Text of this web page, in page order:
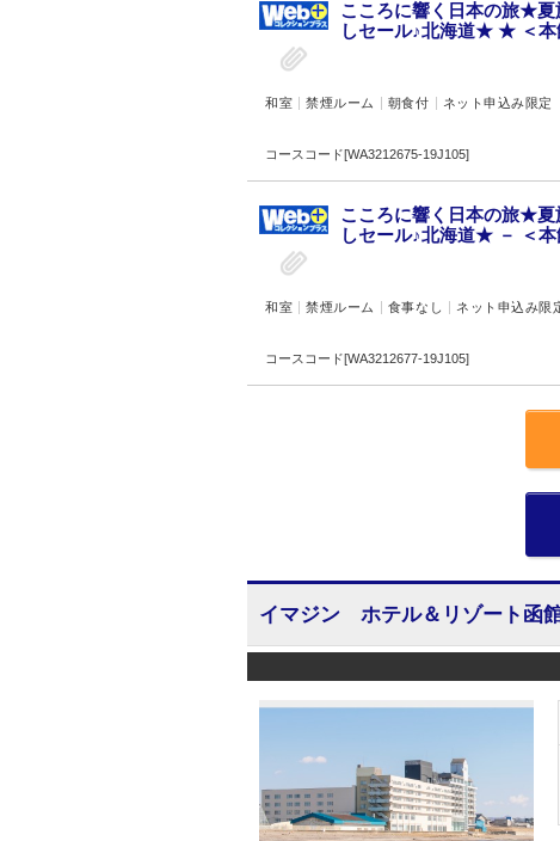
こころに響く日本の旅★夏
しセール♪北海道★ ★ ＜本
和室 禁煙ルーム 朝食付 ネット申込み限定
コースコード[WA3212675-19J105]
こころに響く日本の旅★夏
しセール♪北海道★ － ＜
和室 禁煙ルーム 食事なし ネット申込み限
コースコード[WA3212677-19J105]
イマジン ホテル＆リゾート函